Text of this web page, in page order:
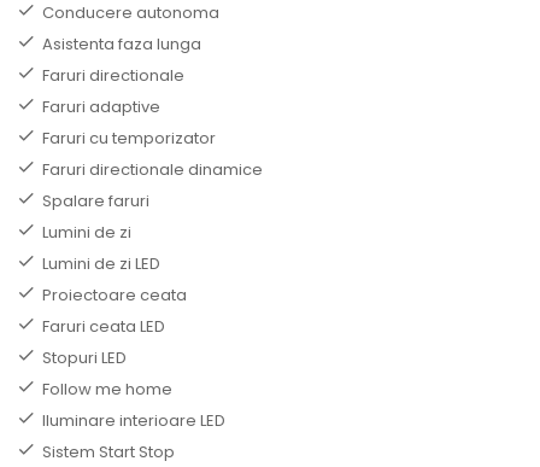
Conducere autonoma
Asistenta faza lunga
Faruri directionale
Faruri adaptive
Faruri cu temporizator
Faruri directionale dinamice
Spalare faruri
Lumini de zi
Lumini de zi LED
Proiectoare ceata
Faruri ceata LED
Stopuri LED
Follow me home
Iluminare interioare LED
Sistem Start Stop